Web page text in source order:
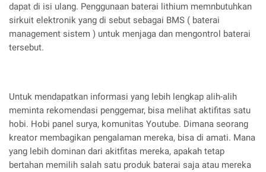
dapat di isi ulang. Penggunaan baterai lithium memnbutuhkan
sirkuit elektronik yang di sebut sebagai BMS ( baterai
management sistem ) untuk menjaga dan mengontrol baterai
tersebut.
Untuk mendapatkan informasi yang lebih lengkap alih-alih
meminta rekomendasi penggemar, bisa melihat aktifitas satu
hobi. Hobi panel surya, komunitas Youtube. Dimana seorang
kreator membagikan pengalaman mereka, bisa di amati. Mana
yang lebih dominan dari akitfitas mereka, apakah tetap
bertahan memilih salah satu produk baterai saja atau mereka